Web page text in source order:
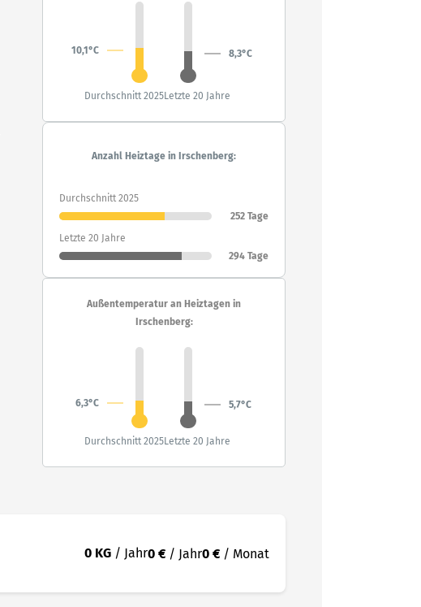
10,1°C 8,3°C
Durchschnitt 2025Letzte 20 Jahre
Anzahl Heiztage in Irschenberg:
Durchschnitt 2025
252 Tage
Letzte 20 Jahre
294 Tage
Außentemperatur an Heiztagen in
Irschenberg:
6,3°C 5,7°C
Durchschnitt 2025Letzte 20 Jahre
0 KG / Jahr0 € / Jahr0 € / Monat